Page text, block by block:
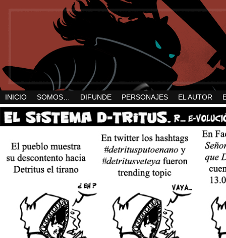
INICIO SOMOS… DIFUNDE PERSONAJES EL AUTOR